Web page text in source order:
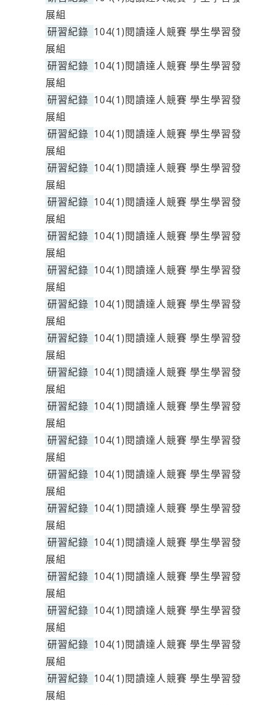
展組
研習紀錄 104(1)閱讀達人競賽 學生學習發
展組
研習紀錄 104(1)閱讀達人競賽 學生學習發
展組
研習紀錄 104(1)閱讀達人競賽 學生學習發
展組
研習紀錄 104(1)閱讀達人競賽 學生學習發
展組
研習紀錄 104(1)閱讀達人競賽 學生學習發
展組
研習紀錄 104(1)閱讀達人競賽 學生學習發
展組
研習紀錄 104(1)閱讀達人競賽 學生學習發
展組
研習紀錄 104(1)閱讀達人競賽 學生學習發
展組
研習紀錄 104(1)閱讀達人競賽 學生學習發
展組
研習紀錄 104(1)閱讀達人競賽 學生學習發
展組
研習紀錄 104(1)閱讀達人競賽 學生學習發
展組
研習紀錄 104(1)閱讀達人競賽 學生學習發
展組
研習紀錄 104(1)閱讀達人競賽 學生學習發
展組
研習紀錄 104(1)閱讀達人競賽 學生學習發
展組
研習紀錄 104(1)閱讀達人競賽 學生學習發
展組
研習紀錄 104(1)閱讀達人競賽 學生學習發
展組
研習紀錄 104(1)閱讀達人競賽 學生學習發
展組
研習紀錄 104(1)閱讀達人競賽 學生學習發
展組
研習紀錄 104(1)閱讀達人競賽 學生學習發
展組
研習紀錄 104(1)閱讀達人競賽 學生學習發
展組